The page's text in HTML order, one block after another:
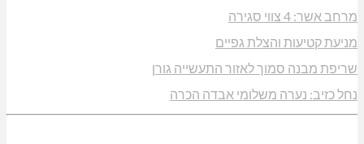
מרחב אשר: 4 צווי סגירה
מניעת קטיעות והצלת גפיים
שריפת מבנה סמוך לאזור התעשייה גורן
נחל כזיב: נערה משלומי אבדה הכרה